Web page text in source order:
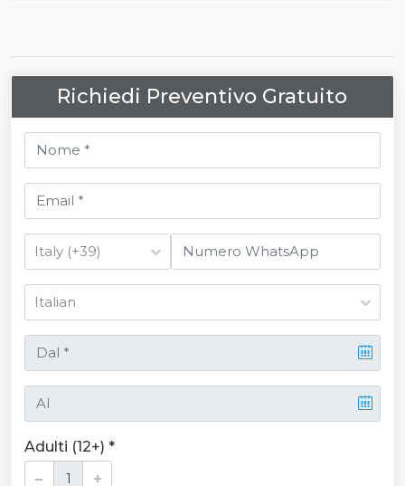
Richiedi Preventivo Gratuito
Adulti (12+) *